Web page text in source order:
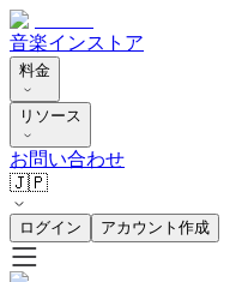
音楽インストア
料金
リソース
お問い合わせ
🇯🇵
ログイン アカウント作成